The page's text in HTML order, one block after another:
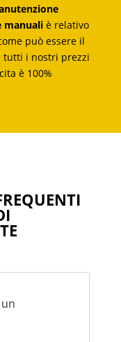
manuali è relativo
può essere il
tutti i nostri prezzi
è 100%